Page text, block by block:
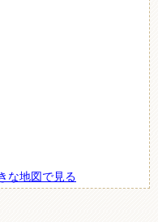
な地図で見る